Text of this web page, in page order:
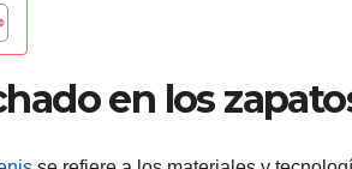
en los